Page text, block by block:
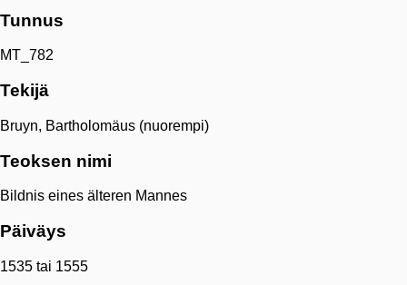
Tunnus
MT_782
Tekijä
Bruyn, Bartholomäus (nuorempi)
Teoksen nimi
Bildnis eines älteren Mannes
Päiväys
1535 tai 1555